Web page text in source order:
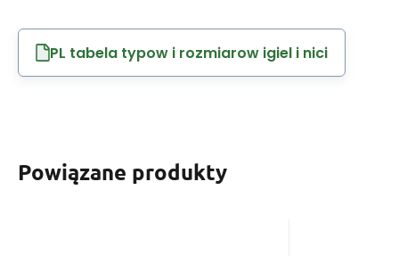
PL tabela typow i rozmiarow igiel i nici
Powiązane produkty